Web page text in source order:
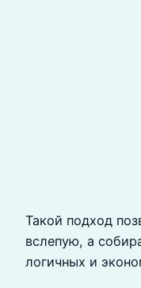
Такой подход
вслепую, а
логичных и